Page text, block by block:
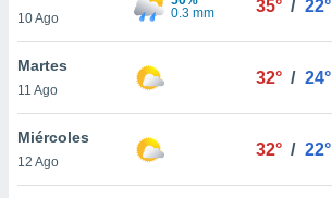
más
nuestra
y
10 Ago
0.3 mm
35° / 22°
Martes
11 Ago
32° / 24°
Miércoles
12 Ago
32° / 22°